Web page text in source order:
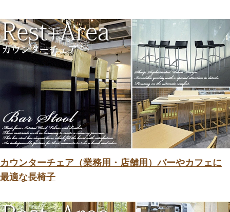
カウンターチェア（業務用・店舗用）バーやカフェに
最適な長椅子